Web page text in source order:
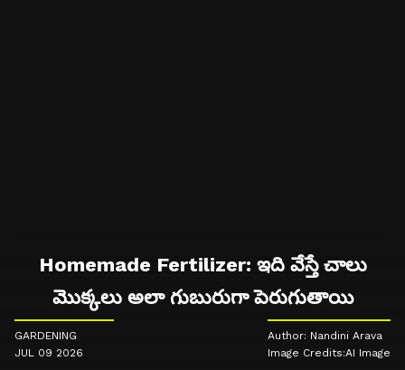
Homemade Fertilizer: ఇది వేస్తే చాలు
మొక్కలు అలా గుబురుగా పెరుగుతాయి
GARDENING
JUL 09 2026
Author: Nandini Arava
Image Credits:AI Image